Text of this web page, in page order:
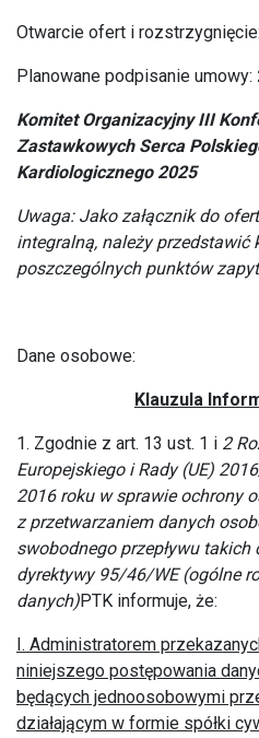
Otwarcie ofert i rozstrzygnięcie:
Planowane podpisanie umowy:
Komitet Organizacyjny III
Zastawkowych Serca
Kardiologicznego 2025
Uwaga: Jako załącznik do
integralną, należy przedstawić
poszczególnych punktów
Dane osobowe:
Klauzula
1. Zgodnie z art. 13 ust. 1 i 2
Europejskiego i Rady (UE)
2016 roku w sprawie ochrony
z przetwarzaniem danych
swobodnego przepływu
dyrektywy 95/46/WE (ogólne
danych)PTK informuje, że:
I. Administratorem
niniejszego postępowania
będących jednoosobowymi
działającym w formie spółki